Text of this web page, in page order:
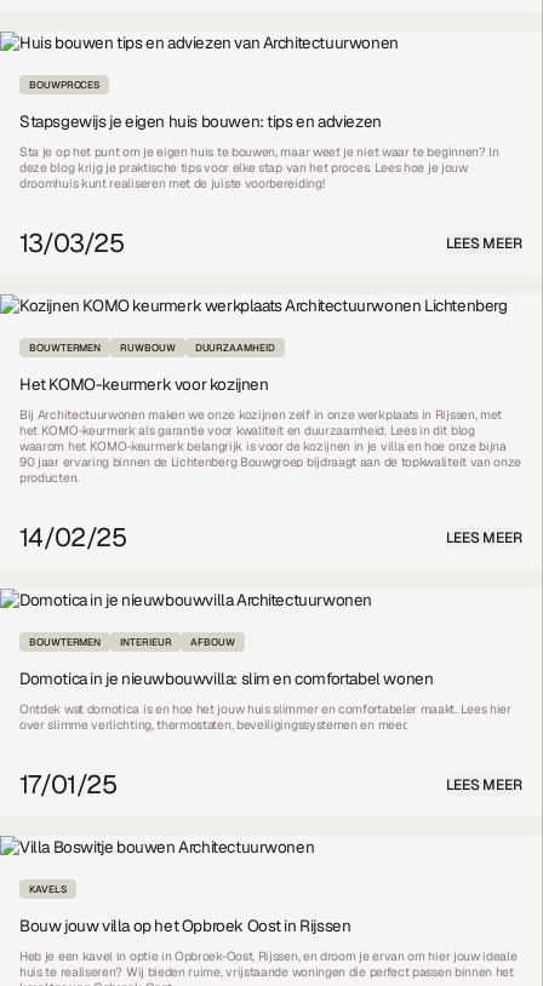
BOUWPROCES
Stapsgewijs je eigen huis bouwen: tips en adviezen
Sta je op het punt om je eigen huis te bouwen, maar weet je niet waar te beginnen? In
deze blog krijg je praktische tips voor elke stap van het proces. Lees hoe je jouw
droomhuis kunt realiseren met de juiste voorbereiding!
13/03/25 LEES MEER
BOUWTERMEN RUWBOUW DUURZAAMHEID
Het KOMO-keurmerk voor kozijnen
Bij Architectuurwonen maken we onze kozijnen zelf in onze werkplaats in Rijssen, met
het KOMO-keurmerk als garantie voor kwaliteit en duurzaamheid. Lees in dit blog
waarom het KOMO-keurmerk belangrijk is voor de kozijnen in je villa en hoe onze bijna
90 jaar ervaring binnen de Lichtenberg Bouwgroep bijdraagt aan de topkwaliteit van onze
producten.
14/02/25 LEES MEER
BOUWTERMEN INTERIEUR AFBOUW
Domotica in je nieuwbouwvilla: slim en comfortabel wonen
Ontdek wat domotica is en hoe het jouw huis slimmer en comfortabeler maakt. Lees hier
over slimme verlichting, thermostaten, beveiligingssystemen en meer.
17/01/25 LEES MEER
KAVELS
Bouw jouw villa op het Opbroek Oost in Rijssen
Heb je een kavel in optie in Opbroek-Oost, Rijssen, en droom je ervan om hier jouw ideale
huis te realiseren? Wij bieden ruime, vrijstaande woningen die perfect passen binnen het